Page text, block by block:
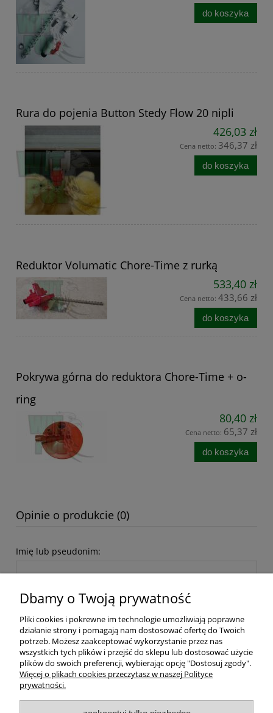
do koszyka
Rura do pojenia Button Stedy Flow 20 nipli
426,03 zł
Cena netto: 346,37 zł
do koszyka
Reduktor Volumatic Chore-Time z rurką
533,40 zł
Cena netto: 433,66 zł
do koszyka
Pokrywa górna do reduktora Chore-Time + o-
ring
80,40 zł
Cena netto: 65,37 zł
do koszyka
Opinie o produkcie (0)
Imię lub pseudonim:
Twoja opinia:
Dbamy o Twoją prywatność
Pliki cookies i pokrewne im technologie umożliwiają poprawne
działanie strony i pomagają nam dostosować ofertę do Twoich
potrzeb. Możesz zaakceptować wykorzystanie przez nas
wszystkich tych plików i przejść do sklepu lub dostosować użycie
plików do swoich preferencji, wybierając opcję "Dostosuj zgody".
Więcej o plikach cookies przeczytasz w naszej Polityce
prywatności.